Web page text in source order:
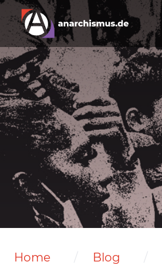
Home Blog